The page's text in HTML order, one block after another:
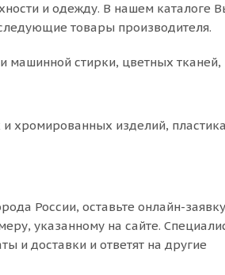
и одежду. В нашем каталоге
товары производителя.
машинной стирки, цветных тканей,
хромированных изделий,
России, оставьте онлайн-
указанному на сайте.
и доставки и ответят на другие